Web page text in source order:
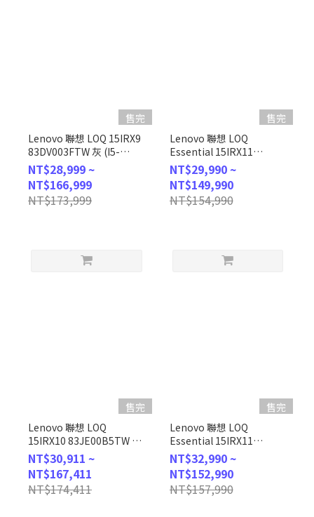
售完
Lenovo 聯想 LOQ 15IRX9
83DV003FTW 灰 (I5-
13450HX/8G/RTX4050-
6G/512G
PCIe/W11/FHD/144Hz/15.6)
客製化電競筆電
NT$28,999 ~
NT$166,999
NT$173,999
售完
Lenovo 聯想 LOQ
Essential 15IRX11
83SC004ETW 灰(i5-
13450HX/16G/RTX5050/512G/
客製化電競筆電
NT$29,990 ~
NT$149,990
NT$154,990
售完
Lenovo 聯想 LOQ
15IRX10 83JE00B5TW 灰
(i5-
13450HX/12GBx2/512G
SSD/RTX5050/W11/FHD/144Hz/15.6)
客製化電競筆電
NT$30,911 ~
NT$167,411
NT$174,411
售完
Lenovo 聯想 LOQ
Essential 15IRX11
83SC004FTW 灰(i5-
13450HX/16G/RTX5060/512G/
客製化電競筆電
NT$32,990 ~
NT$152,990
NT$157,990